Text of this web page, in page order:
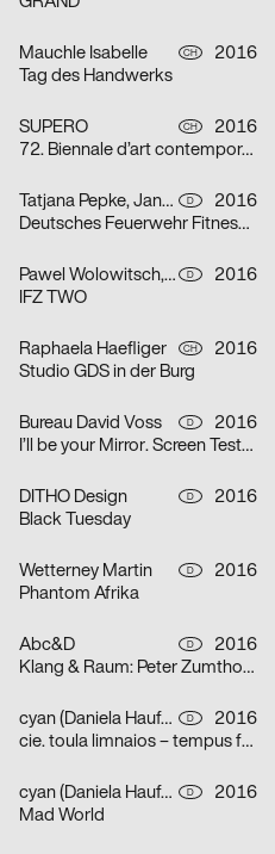
Mauchle Isabelle CH
2016
Tag des Handwerks
SUPERO CH
2016
72. Biennale d’art contemporain
Tatjana Pepke, Jan-Christoph Schumm D
2016
Deutsches Feuerwehr Fitness Abzeichen
Pawel Wolowitsch, Markus Lange D
2016
IFZ TWO
Raphaela Haefliger CH
2016
Studio GDS in der Burg
Bureau David Voss D
2016
I’ll be your Mirror. Screen Tests von Andy Warhol
DITHO Design D
2016
Black Tuesday
Wetterney Martin D
2016
Phantom Afrika
Abc&D D
2016
Klang & Raum: Peter Zumthor, Karlheinz Müller, Isabel Mundry
cyan (Daniela Haufe + Detlef Fiedler) D
2016
cie. toula limnaios – tempus fugit
cyan (Daniela Haufe + Detlef Fiedler) D
2016
Mad World